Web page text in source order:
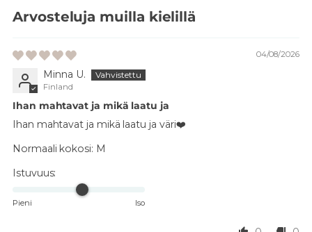
Arvosteluja muilla kielillä
04/08/2026
Minna U.
Finland
Ihan mahtavat ja mikä laatu ja
Ihan mahtavat ja mikä laatu ja väri❤️
Normaali kokosi: M
Istuvuus:
Pieni Iso